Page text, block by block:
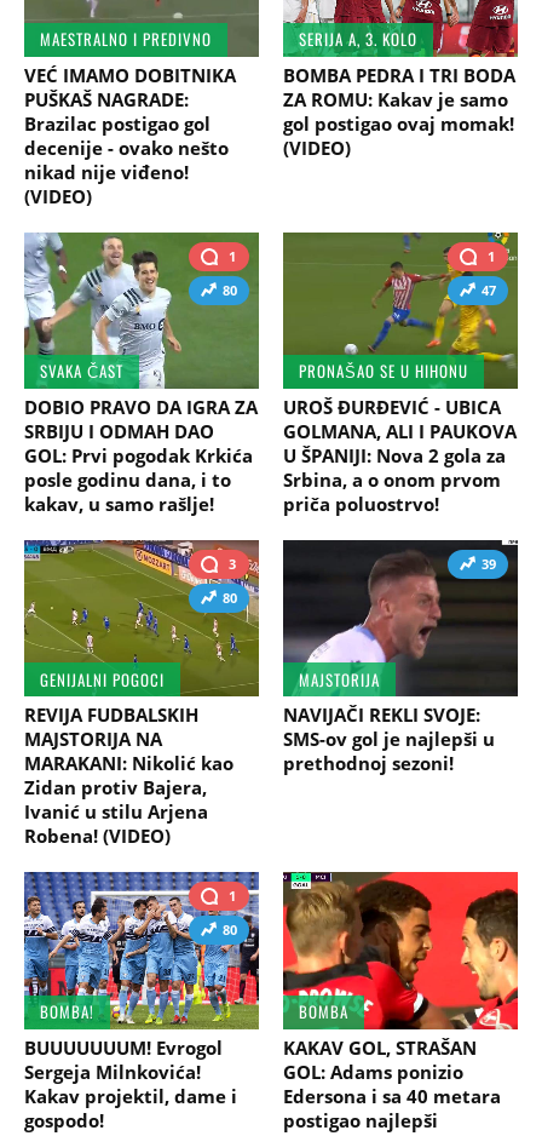
MAESTRALNO I PREDIVNO
VEĆ IMAMO DOBITNIKA
PUŠKAŠ NAGRADE:
Brazilac postigao gol
decenije - ovako nešto
nikad nije viđeno!
(VIDEO)
SERIJA A, 3. KOLO
BOMBA PEDRA I TRI BODA
ZA ROMU: Kakav je samo
gol postigao ovaj momak!
(VIDEO)
1
80
SVAKA ČAST
DOBIO PRAVO DA IGRA ZA
SRBIJU I ODMAH DAO
GOL: Prvi pogodak Krkića
posle godinu dana, i to
kakav, u samo rašlje!
1
47
PRONAŠAO SE U HIHONU
UROŠ ĐURĐEVIĆ - UBICA
GOLMANA, ALI I PAUKOVA
U ŠPANIJI: Nova 2 gola za
Srbina, a o onom prvom
priča poluostrvo!
3
80
GENIJALNI POGOCI
REVIJA FUDBALSKIH
MAJSTORIJA NA
MARAKANI: Nikolić kao
Zidan protiv Bajera,
Ivanić u stilu Arjena
Robena! (VIDEO)
39
MAJSTORIJA
NAVIJAČI REKLI SVOJE:
SMS-ov gol je najlepši u
prethodnoj sezoni!
1
80
BOMBA!
BUUUUUUUM! Evrogol
Sergeja Milnkovića!
Kakav projektil, dame i
gospodo!
BOMBA
KAKAV GOL, STRAŠAN
GOL: Adams ponizio
Edersona i sa 40 metara
postigao najlepši